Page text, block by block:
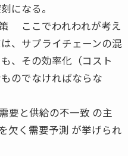
になる。
ここでわれわれが考え
、サプライチェーンの混
、その効率化（コスト
のでなければならな
と供給の不一致 の主
欠く需要予測 が挙げられ